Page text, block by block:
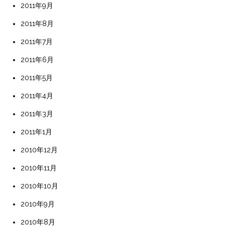
2011年9月
2011年8月
2011年7月
2011年6月
2011年5月
2011年4月
2011年3月
2011年1月
2010年12月
2010年11月
2010年10月
2010年9月
2010年8月